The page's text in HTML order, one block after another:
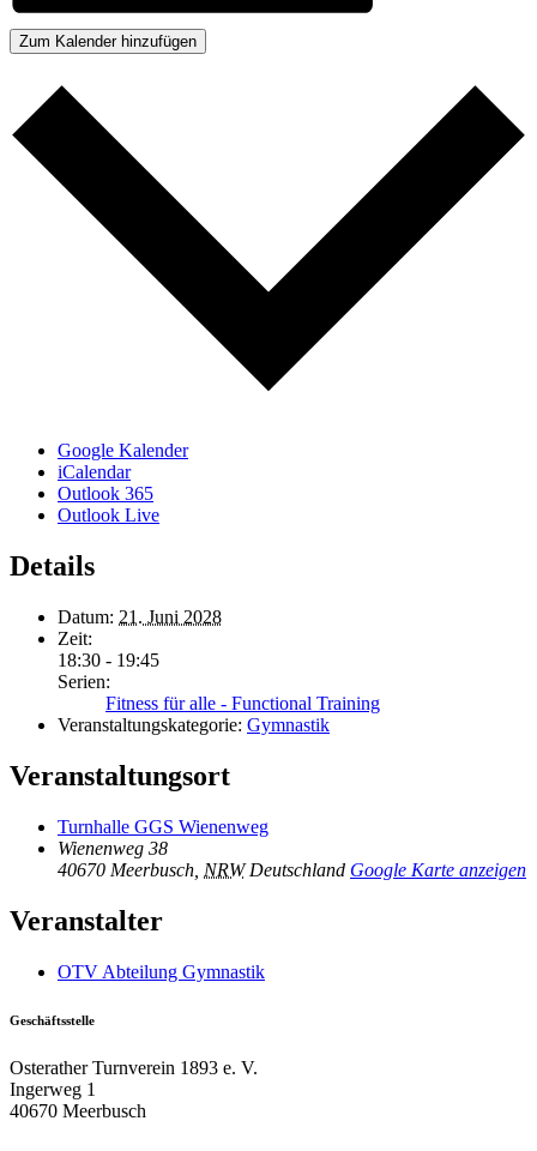
Zum Kalender hinzufügen
Google Kalender
iCalendar
Outlook 365
Outlook Live
Details
Datum: 21. Juni 2028
Zeit:
18:30 - 19:45
Serien:
Fitness für alle - Functional Training
Veranstaltungskategorie: Gymnastik
Veranstaltungsort
Turnhalle GGS Wienenweg
Wienenweg 38
40670 Meerbusch NRW Deutschland Google Karte anzeigen
Veranstalter
OTV Abteilung Gymnastik
Geschäftsstelle
Osterather Turnverein 1893 e. V.
Ingerweg 1
40670 Meerbusch